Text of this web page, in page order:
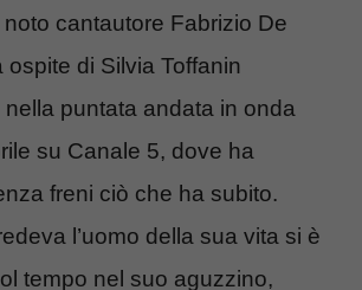
cantautore Fabrizio De
ospite di Silvia Toffanin
nella puntata andata in onda
su Canale 5, dove ha
freni ciò che ha subito.
l’uomo della sua vita si è
tempo nel suo aguzzino,